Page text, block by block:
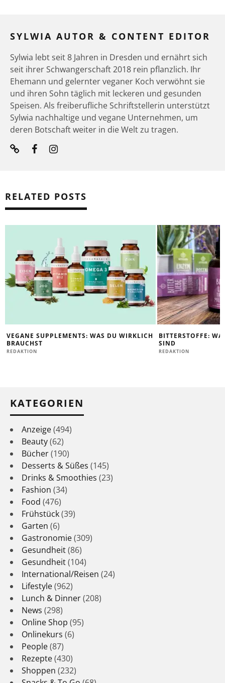
SYLWIA AUTOR & CONTENT EDITOR
Sylwia lebt seit 8 Jahren in Dresden und ernährt sich
seit ihrer Schwangerschaft 2018 rein pflanzlich. Ihr
Ehemann und gelernter veganer Koch verwöhnt sie
und ihren Sohn täglich mit leckeren und gesunden
Speisen. Als freiberufliche Schriftstellerin unterstützt
Sylwia nachhaltige und vegane Unternehmen, um
deren Botschaft weiter in die Welt zu tragen.
RELATED POSTS
VEGANE SUPPLEMENTS: WAS DU WIRKLICH
BRAUCHST
REDAKTION
BITTERSTOFFE:
SIND
REDAKTION
KATEGORIEN
Anzeige(494)
Beauty(62)
Bücher(190)
Desserts & Süßes (145)
Drinks & Smoothies (23)
Fashion (34)
Food (476)
Frühstück(39)
Garten (6)
Gastronomie(309)
Gesundheit(86)
Gesundheit(104)
International/Reisen (24)
Lifestyle(962)
Lunch & Dinner(208)
News (298)
Online Shop (95)
Onlinekurs (6)
People(87)
Rezepte(430)
Shoppen (232)